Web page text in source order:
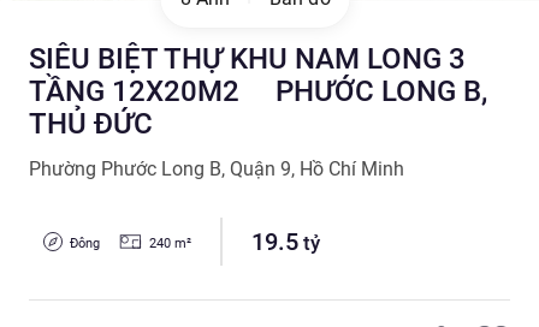
SIÊU BIỆT THỰ KHU NAM LONG 3
TẦNG 12X20M2 PHƯỚC LONG B,
THỦ ĐỨC
Phường Phước Long B, Quận 9, Hồ Chí Minh
Đông 240 m² 19.5 tỷ